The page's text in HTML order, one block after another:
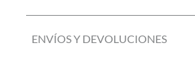
ENVÍOS Y DEVOLUCIONES